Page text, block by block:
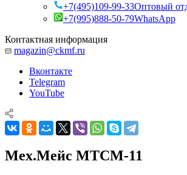
+7(495)109-99-33Оптовый
+7(995)888-50-79WhatsApp
Контактная информация
magazin@ckmf.ru
Вконтакте
Telegram
YouTube
Мех.Мейс МТСМ-11